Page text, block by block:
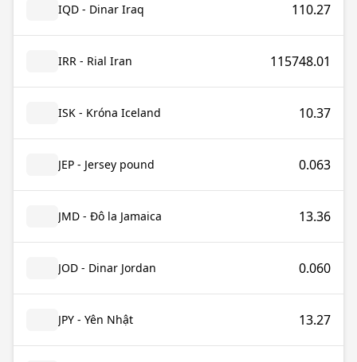
IQD - Dinar Iraq 110.27
IRR - Rial Iran 115748.01
ISK - Króna Iceland 10.37
JEP - Jersey pound 0.063
JMD - Đô la Jamaica 13.36
JOD - Dinar Jordan 0.060
JPY - Yên Nhật 13.27